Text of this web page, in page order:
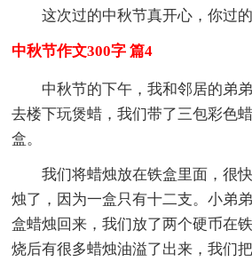
这次过的中秋节真开心，你过
中秋节作文300字 篇4
中秋节的下午，我和邻居的弟
去楼下玩煲蜡，我们带了三包彩色
盒。
我们将蜡烛放在铁盒里面，很
烛了，因为一盒只有十二支。小弟
盒蜡烛回来，我们放了两个硬币在
烧后有很多蜡烛油溢了出来，我们